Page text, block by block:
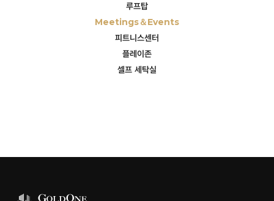
루프탑
Meetings＆Events
피트니스센터
플레이존
셀프 세탁실